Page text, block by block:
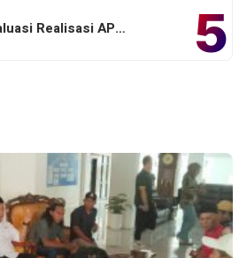
5
Realisasi AP…